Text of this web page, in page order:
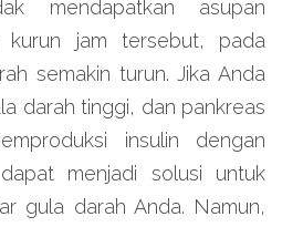
mendapatkan asupan
kurun jam tersebut, pada
semakin turun. Jika Anda
darah tinggi, dan pankreas
insulin dengan
menjadi solusi untuk
gula darah Anda. Namun,